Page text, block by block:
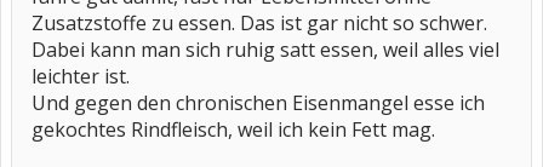
Zusatzstoffe zu essen. Das ist gar nicht so schwer.
Dabei kann man sich ruhig satt essen, weil alles viel
leichter ist.
Und gegen den chronischen Eisenmangel esse ich
gekochtes Rindfleisch, weil ich kein Fett mag.